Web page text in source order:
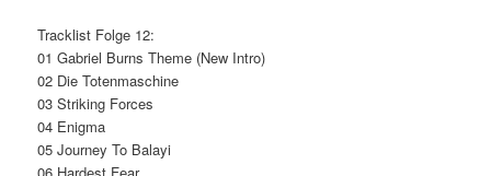
Tracklist Folge 12:
01 Gabriel Burns Theme (New Intro)
02 Die Totenmaschine
03 Striking Forces
04 Enigma
05 Journey To Balayi
06 Hardest Fear